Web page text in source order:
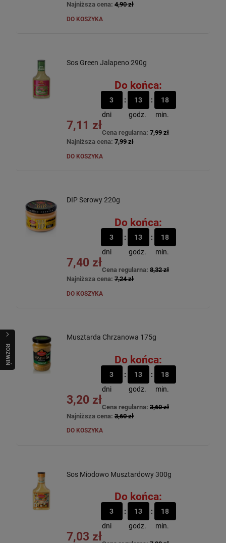
R
O
Z
W
I
Ń
O
B
I
Najniższa cena: 4,90 zł
DO KOSZYKA
Sos Green Jalapeno 290g
Do końca:
3
dni
13
godz.
18
min.
7,11 zł
Cena regularna: 7,99 zł
Najniższa cena: 7,99 zł
DO KOSZYKA
DIP Serowy 220g
Do końca:
3
dni
13
godz.
18
min.
7,40 zł
Cena regularna: 8,32 zł
Najniższa cena: 7,24 zł
DO KOSZYKA
Musztarda Chrzanowa 175g
Do końca:
3
dni
13
godz.
18
min.
3,20 zł
Cena regularna: 3,60 zł
Najniższa cena: 3,60 zł
DO KOSZYKA
Sos Miodowo Musztardowy 300g
Do końca:
3
dni
13
godz.
18
min.
7,03 zł